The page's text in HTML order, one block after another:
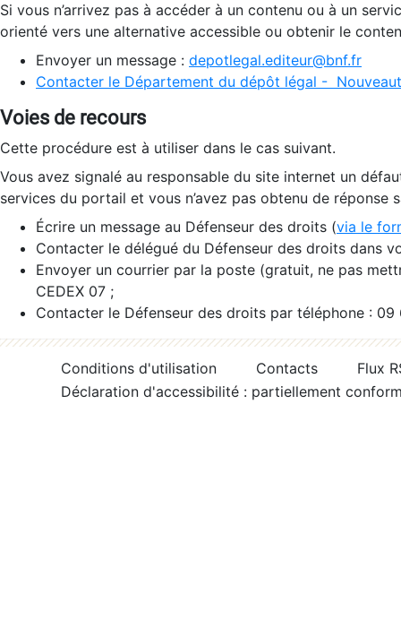
Si vous n’arrivez pas à accéder à un contenu ou à un
orienté vers une alternative accessible ou obtenir le
Envoyer un message : depotlegal.editeur@bnf.fr
Contacter le Département du dépôt légal -
Voies de recours
Cette procédure est à utiliser dans le cas suivant.
Vous avez signalé au responsable du site internet un
services du portail et vous n’avez pas obtenu de réponse
Écrire un message au Défenseur des droits (via le
Contacter le délégué du Défenseur des droits dans
Envoyer un courrier par la poste (gratuit, ne pas
CEDEX 07 ;
Contacter le Défenseur des droits par téléphone :
Conditions d'utilisation Contacts
Flux
Déclaration d'accessibilité : partiellement